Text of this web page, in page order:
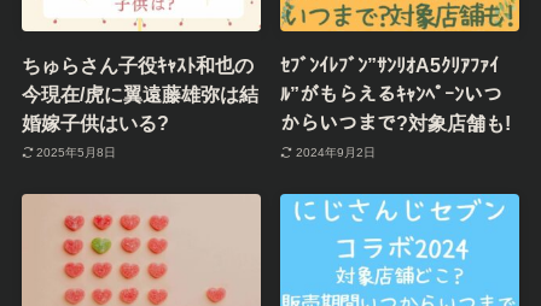
ちゅらさん子役ｷｬｽﾄ和也の
今現在/虎に翼遠藤雄弥は結
婚嫁子供はいる?
2025年5月8日
ｾﾌﾞﾝｲﾚﾌﾞﾝ”ｻﾝﾘｵA5ｸﾘｱﾌｧｲ
ﾙ”がもらえるｷｬﾝﾍﾟｰﾝいつ
からいつまで?対象店舗も!
2024年9月2日